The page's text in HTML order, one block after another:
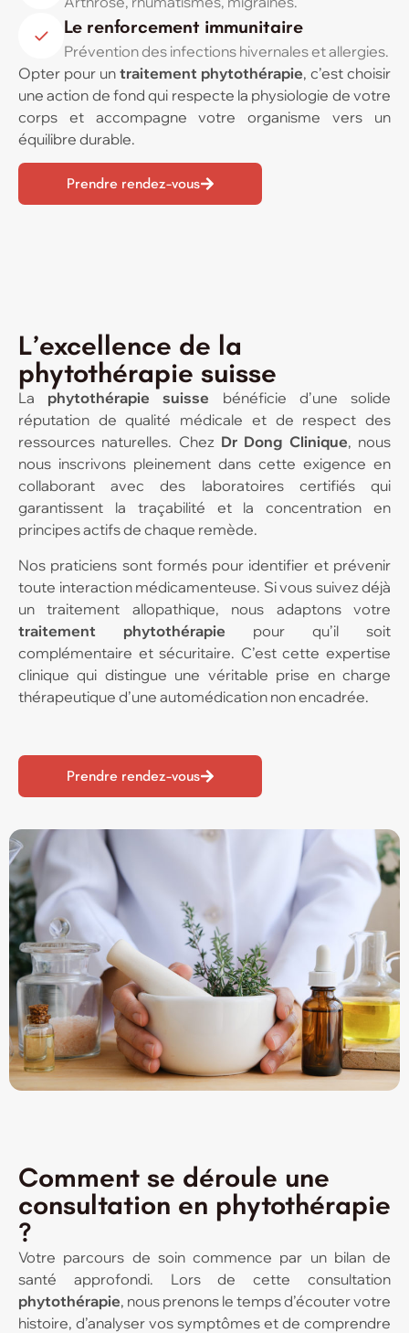
Le renforcement immunitaire
Prévention des infections hivernales et allergies.
Opter pour un traitement phytothérapie, c’est choisir
une action de fond qui respecte la physiologie de votre
corps et accompagne votre organisme vers un
équilibre durable.
Prendre rendez-vous
L’excellence de la
phytothérapie suisse
La phytothérapie suisse bénéficie d’une solide
réputation de qualité médicale et de respect des
ressources naturelles. Chez Dr Dong Clinique, nous
nous inscrivons pleinement dans cette exigence en
collaborant avec des laboratoires certifiés qui
garantissent la traçabilité et la concentration en
principes actifs de chaque remède.
Nos praticiens sont formés pour identifier et prévenir
toute interaction médicamenteuse. Si vous suivez déjà
un traitement allopathique, nous adaptons votre
traitement phytothérapie pour qu’il soit
complémentaire et sécuritaire. C’est cette expertise
clinique qui distingue une véritable prise en charge
thérapeutique d’une automédication non encadrée.
Prendre rendez-vous
Comment se déroule une
consultation en phytothérapie
?
Votre parcours de soin commence par un bilan de
santé approfondi. Lors de cette consultation
phytothérapie, nous prenons le temps d’écouter votre
histoire, d’analyser vos symptômes et de comprendre